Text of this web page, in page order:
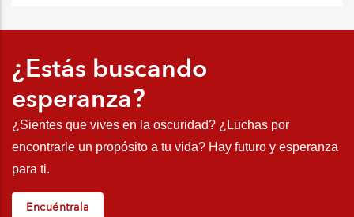
¿Estás buscando
esperanza?
¿Sientes que vives en la oscuridad? ¿Luchas por
encontrarle un propósito a tu vida? Hay futuro y esperanza
para ti.
Encuéntrala